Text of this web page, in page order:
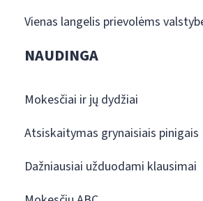
Vienas langelis prievolėms
NAUDINGA
Mokesčiai ir jų dydžiai
Atsiskaitymas grynaisiais pinigais
Dažniausiai užduodami klausimai